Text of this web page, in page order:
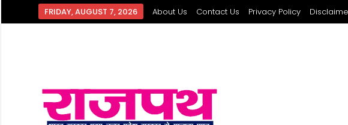
FRIDAY, AUGUST 7, 2026 About Us Contact Us Privacy Policy